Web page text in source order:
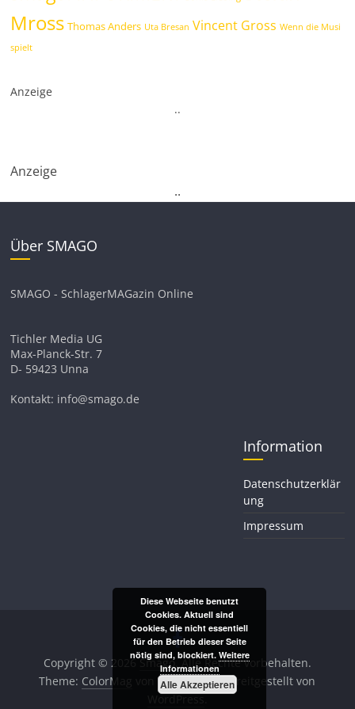
Mross Thomas Anders Uta Bresan Vincent Gross Wenn die Musi
spielt
Anzeige
..
Anzeige
..
Über SMAGO
SMAGO - SchlagerMAGazin Online
Tichler Media UG
Max-Planck-Str. 7
D- 59423 Unna
Kontakt: info@smago.de
Information
Datenschutzerklär
ung
Impressum
Copyright © 2026Smago. Alle Rechte vorbehalten.
Theme: ColorMag
von ThemeGrill. Bereitgestellt von
WordPress.
Diese Webseite benutzt
Cookies. Aktuell sind
Cookies, die nicht essentiell
für den Betrieb dieser Seite
nötig sind, blockiert. Weitere
Informationen
Alle Akzeptieren